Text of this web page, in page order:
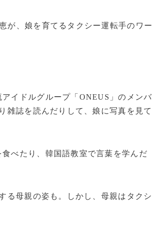
が、娘を育てるタクシー運転手のワ
イドルグループ「ONEUS」のメンバ
雑誌を読んだりして、娘に写真を見て
べたり、韓国語教室で言葉を学んだ
る母親の姿も。しかし、母親はタクシ